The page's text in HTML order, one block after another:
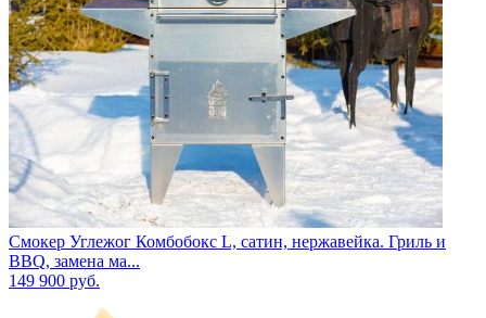
Смокер Углежог Комбобокс L, сатин, нержавейка. Гриль и
BBQ, замена ма...
149 900 руб.